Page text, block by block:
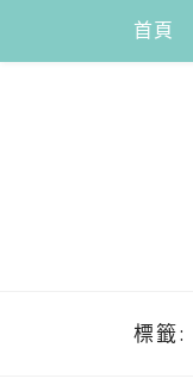
content
首頁
標籤: